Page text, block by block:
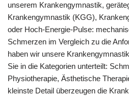
unserem Krankengymnastik,
Krankengymnastik (KGG),
oder Hoch-Energie-Pulse:
Schmerzen im Vergleich zu die
haben wir unsere
Sie in die Kategorien unterteilt:
Physiotherapie, Ästhetische
kleinste Detail überzeugen die